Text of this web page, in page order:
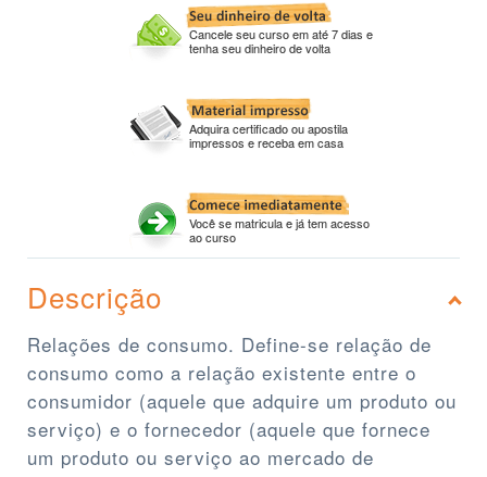
Cancele seu curso em até 7 dias e
tenha seu dinheiro de volta
Adquira certificado ou apostila
impressos e receba em casa
Você se matricula e já tem acesso
ao curso
Descrição
Relações de consumo. Define-se relação de
consumo como a relação existente entre o
consumidor (aquele que adquire um produto ou
serviço) e o fornecedor (aquele que fornece
um produto ou serviço ao mercado de